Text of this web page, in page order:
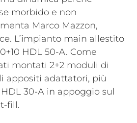
morbido e non
Marco Mazzon,
L’impianto main allestito
HDL 50-A. Come
montati 2+2 moduli di
appositi adattatori, più
30-A in appoggio sul
fill.